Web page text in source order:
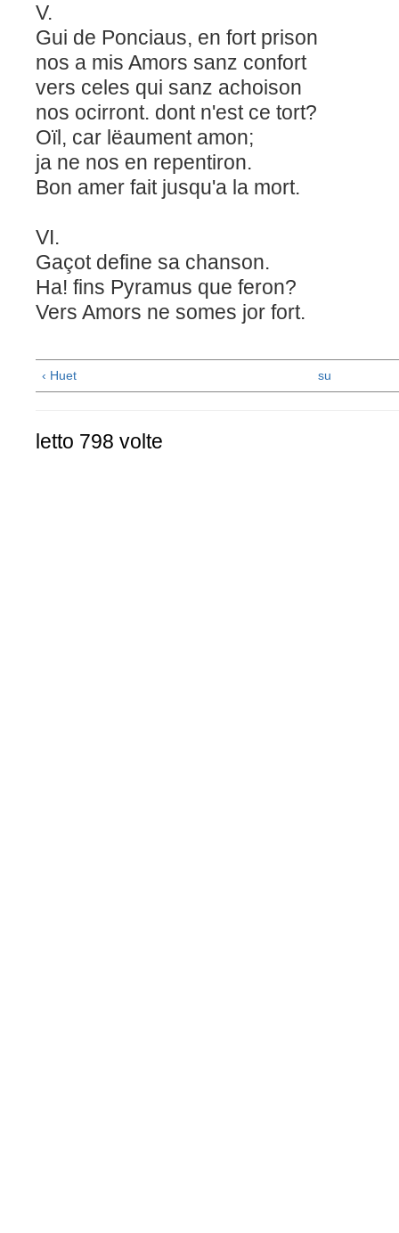
V.
Gui de Ponciaus, en fort prison
nos a mis Amors sanz confort
vers celes qui sanz achoison
nos ocirront. dont n'est ce tort?
Oïl, car lëaument amon;
ja ne nos en repentiron.
Bon amer fait jusqu'a la mort.
VI.
Gaçot define sa chanson.
Ha! fins Pyramus que feron?
Vers Amors ne somes jor fort.
‹ Huet su
letto 798 volte